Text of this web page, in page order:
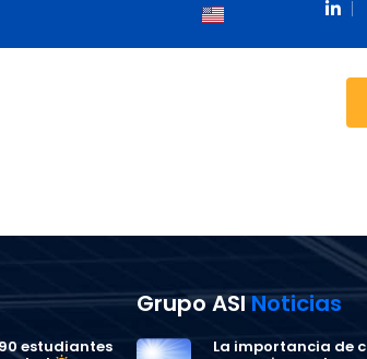
estudiantes
Grupo ASINoticias
La importancia de